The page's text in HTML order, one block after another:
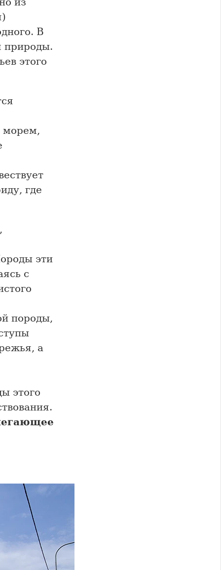
В
природы.
этого
морем,
где
эти
с
породы,
а
этого